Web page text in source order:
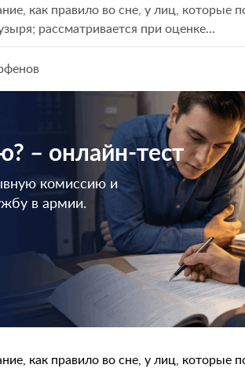
как правило во сне, у лиц, которые
рассматривается при оценке...
– онлайн-тест
комиссию и
в армии.
как правило во сне, у лиц, которые